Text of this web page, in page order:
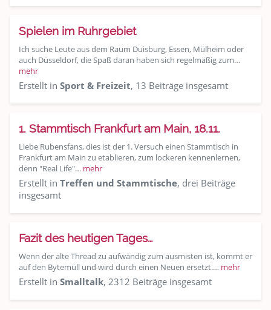
Spielen im Ruhrgebiet
Ich suche Leute aus dem Raum Duisburg, Essen, Mülheim oder
auch Düsseldorf, die Spaß daran haben sich regelmäßig zum…
mehr
Erstellt in Sport & Freizeit, 13 Beiträge insgesamt
1. Stammtisch Frankfurt am Main, 18.11.
Liebe Rubensfans, dies ist der 1. Versuch einen Stammtisch in
Frankfurt am Main zu etablieren, zum lockeren kennenlernen,
denn "Real Life"… mehr
Erstellt in Treffen und Stammtische, drei Beiträge
insgesamt
Fazit des heutigen Tages…
Wenn der alte Thread zu aufwändig zum ausmisten ist, kommt er
auf den Bytemüll und wird durch einen Neuen ersetzt.… mehr
Erstellt in Smalltalk, 2312 Beiträge insgesamt